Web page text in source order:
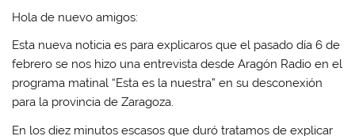
Hola de nuevo amigos:
Esta nueva noticia es para explicaros que el pasado día 6 de
febrero se nos hizo una entrevista desde Aragón Radio en el
programa matinal “Esta es la nuestra” en su desconexión
para la provincia de Zaragoza.
En los diez minutos escasos que duró tratamos de explicar